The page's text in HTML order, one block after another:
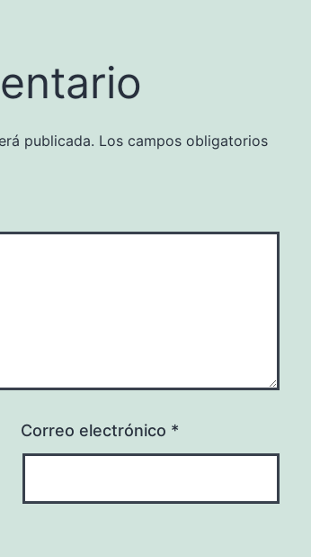
publicada. Los campos obligatorios
Correo electrónico *